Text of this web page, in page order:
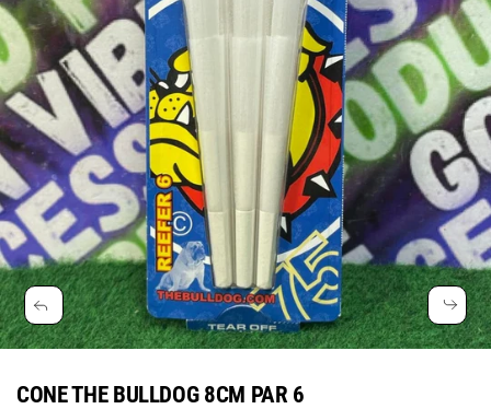
CONE THE BULLDOG 8CM PAR 6